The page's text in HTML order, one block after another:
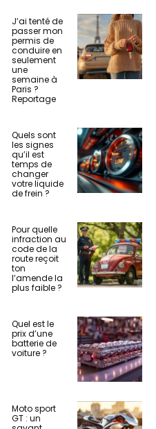
J’ai tenté de
passer mon
permis de
conduire en
seulement
une
semaine à
Paris ?
Reportage
Quels sont
les signes
qu’il est
temps de
changer
votre liquide
de frein ?
Pour quelle
infraction au
code de la
route reçoit
ton
l’amende la
plus faible ?
Quel est le
prix d’une
batterie de
voiture ?
Moto sport
GT : un